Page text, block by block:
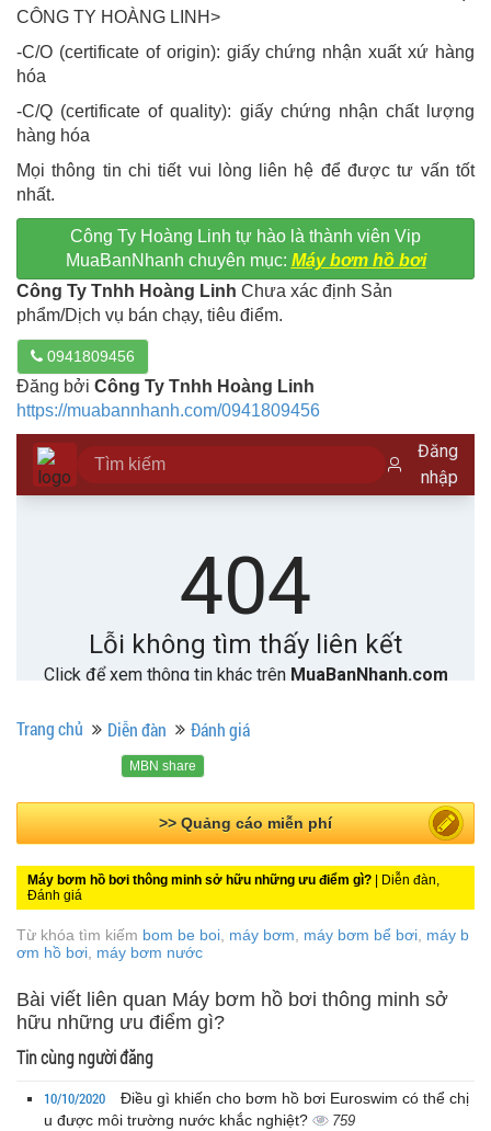
CÔNG TY HOÀNG LINH>
-C/O (certificate of origin): giấy chứng nhận xuất xứ hàng
hóa
-C/Q (certificate of quality): giấy chứng nhận chất lượng
hàng hóa
Mọi thông tin chi tiết vui lòng liên hệ để được tư vấn tốt
nhất.
Công Ty Hoàng Linh tự hào là thành viên Vip
MuaBanNhanh chuyên mục: Máy bơm hồ bơi
Công Ty Tnhh Hoàng Linh Chưa xác định Sản
phẩm/Dịch vụ bán chạy, tiêu điểm.
0941809456
Đăng bởi Công Ty Tnhh Hoàng Linh
https://muabannhanh.com/0941809456
Trang chủ Diễn đàn Đánh giá
MBN share
>> Quảng cáo miễn phí
Máy bơm hồ bơi thông minh sở hữu những ưu điểm gì? | Diễn đàn,
Đánh giá
Từ khóa tìm kiếm bom be boi máy bơm máy bơm bể bơi máy b
ơm hồ bơi máy bơm nước
Bài viết liên quan Máy bơm hồ bơi thông minh sở
hữu những ưu điểm gì?
Tin cùng người đăng
10/10/2020
Điều gì khiến cho bơm hồ bơi Euroswim có thể chị
u được môi trường nước khắc nghiệt?
759